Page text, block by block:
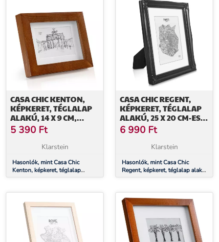
CASA CHIC KENTON,
KÉPKERET, TÉGLALAP
ALAKÚ, 14 X 9 CM,
PASZPARTU, ÜVEG
5 390 Ft
Klarstein
Hasonlók, mint Casa Chic
Kenton, képkeret, téglalap
alakú, 14 x 9 cm, paszpartu,
CASA CHIC REGENT,
KÉPKERET, TÉGLALAP
ALAKÚ, 25 X 20 CM-ES
FOTÓK, PASZPARTU,
ÜVEG, ROKOKÓ
6 990 Ft
Klarstein
Hasonlók, mint Casa Chic
Regent, képkeret, téglalap alakú,
25 x 20 cm-es fotók, paszpartu,